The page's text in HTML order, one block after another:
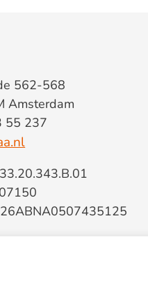
562-568
Amsterdam
55 237